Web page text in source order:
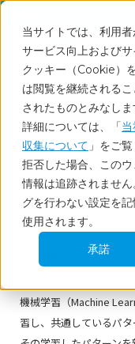
当サイトでは、利用
サービス向上およびサ
クッキー（Cookie）
は閲覧を継続される
されたものとみなしま
詳細については、「
収集について 」をご覧
拒否した場合、この
情報は追跡されませ
グを行わない設定を
使用されます。
承諾
ホーム 調査・統計用語集
Glossary
調査・統計用
機械学習（Machine
習し、共通しているパタ